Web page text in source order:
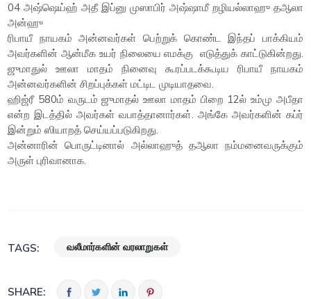
04 அஷ்ஷெய்ஹ் அதீ இப்னு முஸாபிர் அஷ்ஷாமீ றழியல்லாஹு தஆலா
அன்ஹு
ரிபாயீ நாயகம் அன்னவர்கள் பெற்றுக் கொண்ட இந்தப் பாக்கியம்
அவர்களின் ஆன்மீக உயர் நிலையை எமக்கு எடுத்துக் காட்டுகின்றது.
ஜுமாதுல் ஊலா மாதம் நினைவு கூரப்படக்கூடிய ரிபாயீ நாயகம்
அன்னவர்களின் சிறப்புக்கள் மட்டிட முடியாதவை.
ஹிஜ்ரீ 580ம் வருடம் ஜுமாதல் ஊலா மாதம் பிறை 12ல் உம்மு அபீதா
என்ற இடத்தில் அவர்கள் வபாத்தானார்கள். அங்கே அவர்களின் கப்ர்
இன்றும் ஸியாறத் செய்யப்படுகிறது.
அன்னாரின் பொருட்டினால் அல்லாஹுத் தஆலா நம்மனைவருக்கும்
அருள் புரிவானாக.
TAGS: வலீமார்களின் வரலாறுகள்
SHARE: